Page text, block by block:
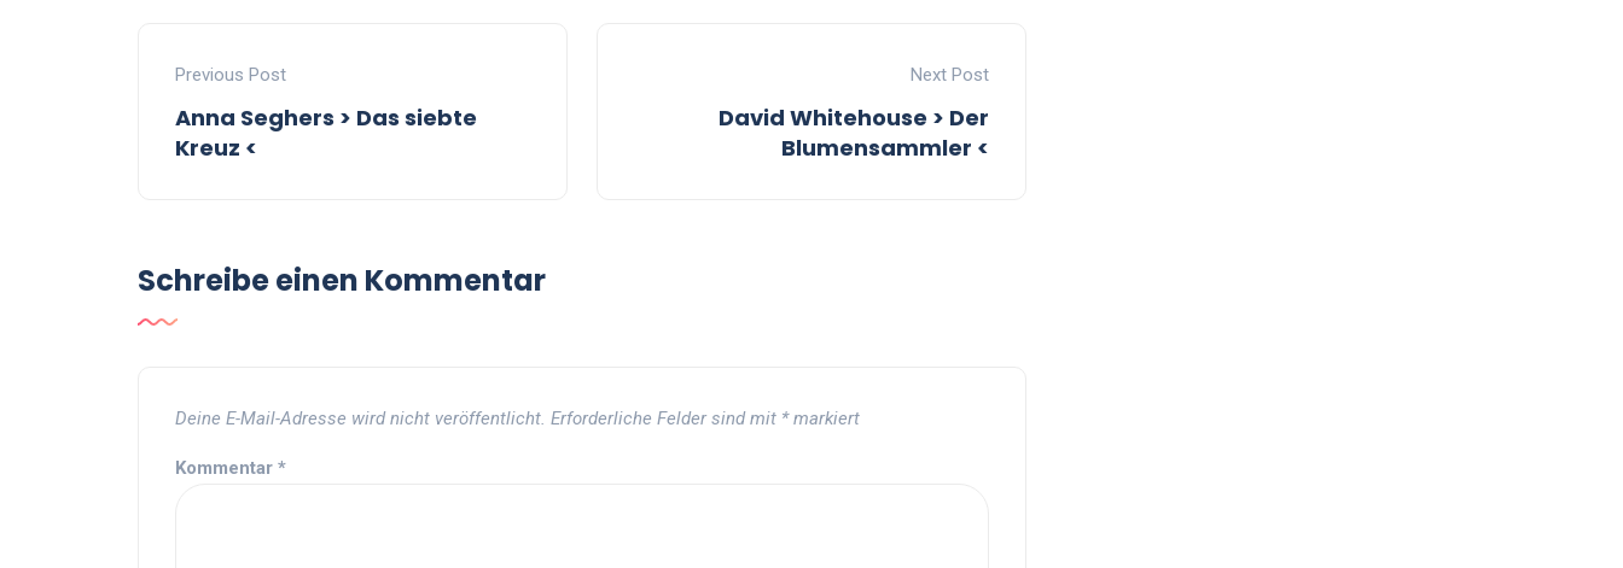
Previous Post
Anna Seghers > Das siebte
Kreuz <
Next Post
David Whitehouse > Der
Blumensammler <
Schreibe einen Kommentar
Deine E-Mail-Adresse wird nicht veröffentlicht. Erforderliche Felder sind mit *markiert
Kommentar *